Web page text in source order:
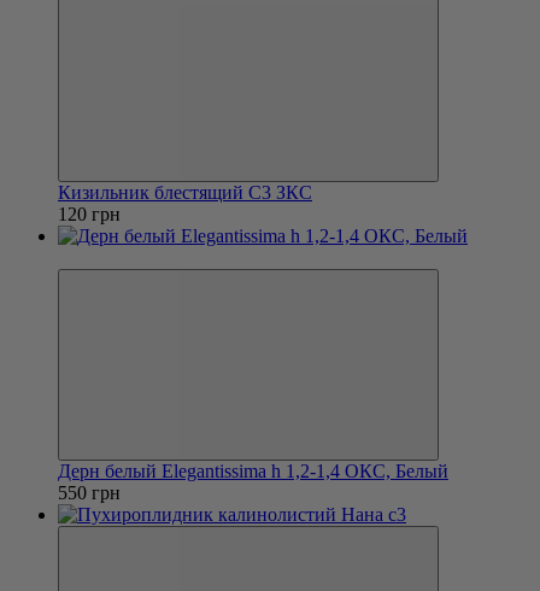
Кизильник блестящий С3 ЗКС
120 грн
Дерн белый Elegantissima h 1,2-1,4 ОКС, Белый
550 грн